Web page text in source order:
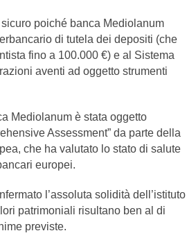
poiché banca Mediolanum
di tutela dei depositi (che
fino a 100.000 €) e al Sistema
aventi ad oggetto strumenti
Mediolanum è stata oggetto
Assessment” da parte della
che ha valutato lo stato di salute
europei.
l’assoluta solidità dell’istituto
patrimoniali risultano ben al di
previste.